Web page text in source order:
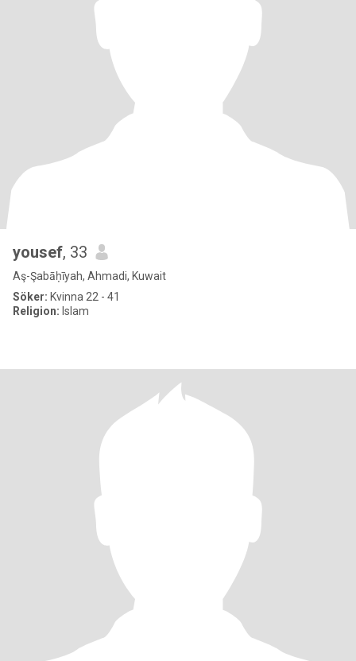
yousef, 33
Aş-Şabāḥīyah, Ahmadi, Kuwait
Söker: Kvinna 22 - 41
Religion: Islam